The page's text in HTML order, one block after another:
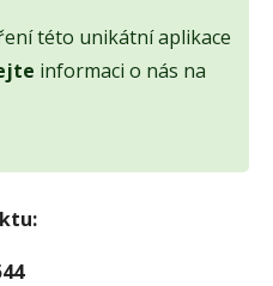
této unikátní aplikace
informaci o nás na